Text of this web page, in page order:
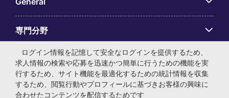
専門分野
アプリ
Employer Centre
ログイン情報を記憶して安全なログインを提供するため、
求人情報の検索や応募を迅速かつ簡単に行うための機能を実
行するため、サイト機能を最適化するための統計情報を収集
するため、閲覧行動やプロフィールに基づきお客様の興味に
合わせたコンテンツを配信するためです